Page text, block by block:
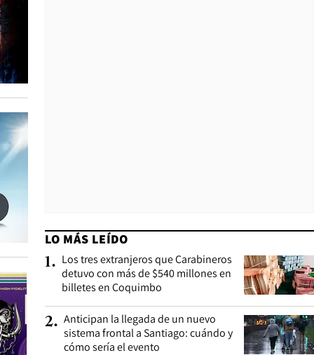
LO MÁS LEÍDO
1. Los tres extranjeros que Carabineros
detuvo con más de $540 millones en
billetes en Coquimbo
2. Anticipan la llegada de un nuevo
sistema frontal a Santiago: cuándo y
cómo sería el evento